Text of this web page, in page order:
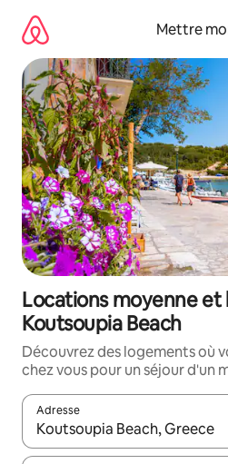
directement
contenu
Mettre
Locations moyenne et
Koutsoupia Beach
Découvrez des logements où
chez vous pour un séjour d'un
Adresse
Lorsque les résultats